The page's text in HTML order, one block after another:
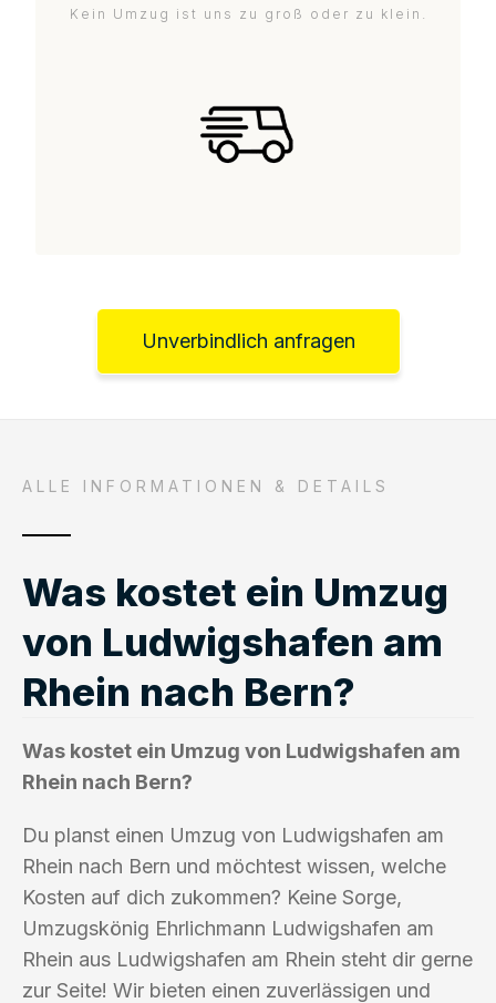
Kein Umzug ist uns zu groß oder zu klein.
Unverbindlich anfragen
ALLE INFORMATIONEN & DETAILS
Was kostet ein Umzug
von Ludwigshafen am
Rhein nach Bern?
Was kostet ein Umzug von Ludwigshafen am
Rhein nach Bern?
Du planst einen Umzug von Ludwigshafen am
Rhein nach Bern und möchtest wissen, welche
Kosten auf dich zukommen? Keine Sorge,
Umzugskönig Ehrlichmann Ludwigshafen am
Rhein aus Ludwigshafen am Rhein steht dir gerne
zur Seite! Wir bieten einen zuverlässigen und